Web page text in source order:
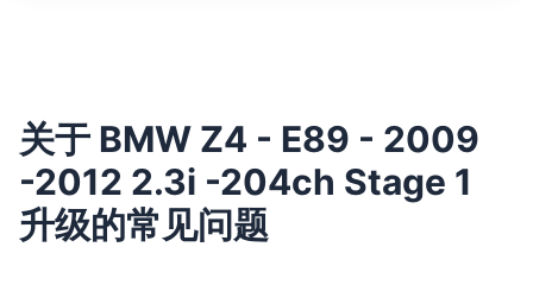
关于 BMW Z4 - E89 - 2009
-2012 2.3i -204ch Stage 1
升级的常见问题